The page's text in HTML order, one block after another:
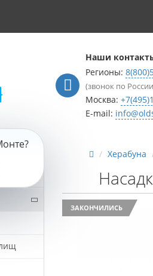
?
Наши
Регионы:
(звонок по
Москва:
E-mail:
Херабуна
ЗАКОНЧИЛИСЬ